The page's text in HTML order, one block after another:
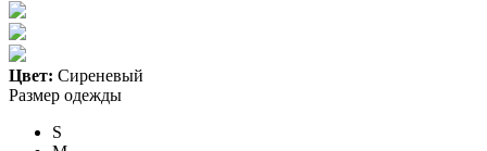
Цвет: Сиреневый
Размер одежды
S